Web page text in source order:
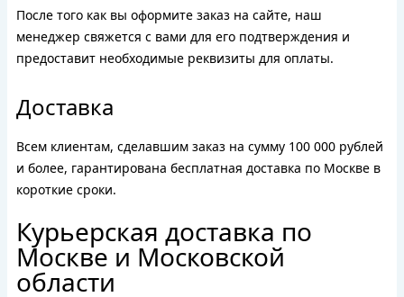
После того как вы оформите заказ на сайте, наш
менеджер свяжется с вами для его подтверждения и
предоставит необходимые реквизиты для оплаты.
Доставка
Всем клиентам, сделавшим заказ на сумму 100 000 рублей
и более, гарантирована бесплатная доставка по Москве в
короткие сроки.
Курьерская доставка по
Москве и Московской
области